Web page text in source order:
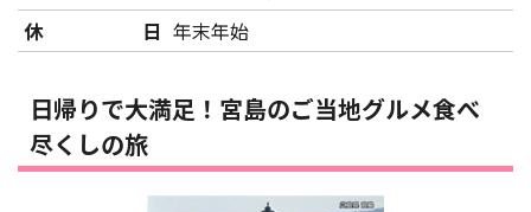
休日 年末年始
日帰りで大満足！宮島のご当地グルメ食べ
尽くしの旅